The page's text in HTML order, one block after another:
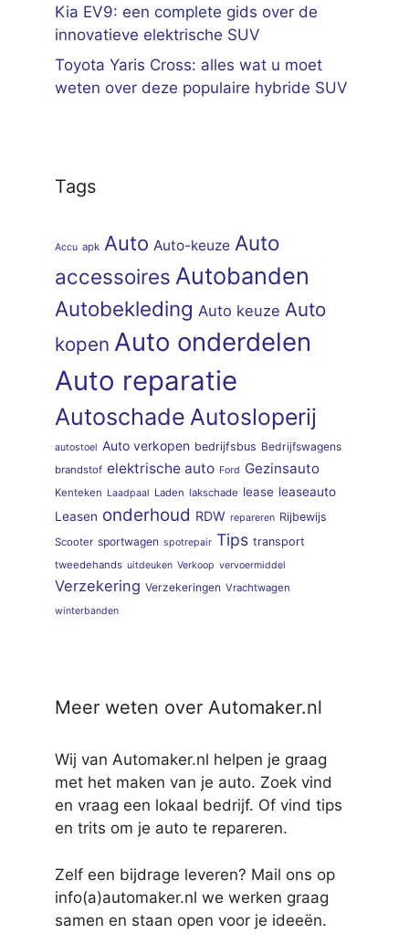
Kia EV9: een complete gids over de
innovatieve elektrische SUV
Toyota Yaris Cross: alles wat u moet
weten over deze populaire hybride SUV
Tags
Accu apk Auto Auto-keuze Auto
accessoires Autobanden
Autobekleding Auto keuze Auto
kopen Auto onderdelen
Auto reparatie
Autoschade Autosloperij
autostoel Auto verkopen bedrijfsbus Bedrijfswagens
brandstof elektrische auto Ford Gezinsauto
Kenteken Laadpaal Laden lakschade lease leaseauto
Leasen onderhoud RDW repareren Rijbewijs
Scooter sportwagen spotrepair Tips transport
tweedehands uitdeuken Verkoop vervoermiddel
Verzekering Verzekeringen Vrachtwagen
winterbanden
Meer weten over Automaker.nl
Wij van Automaker.nl helpen je graag
met het maken van je auto. Zoek vind
en vraag een lokaal bedrijf. Of vind tips
en trits om je auto te repareren.
Zelf een bijdrage leveren? Mail ons op
info(a)automaker.nl we werken graag
samen en staan open voor je ideeën.